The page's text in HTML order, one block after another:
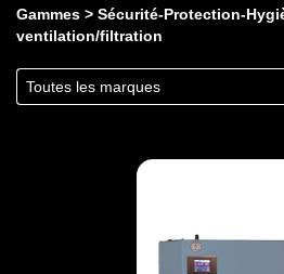
Gammes Sécurité-Protection-
ventilation/filtration
Toutes les marques